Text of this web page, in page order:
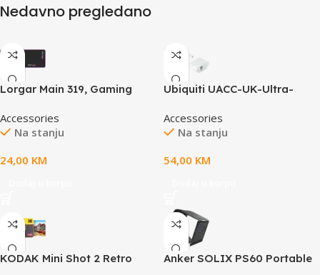
Nedavno pregledano
Lorgar Main 319, Gaming
surface, Purple anti-slip
rubber base, size: 900mm x
Accessories
Na stanju
24,00 KM
Ubiquiti UACC-UK-Ultra-
Omnidirectional antenna kit
for the Swiss Army Knife
range coverage
Accessories
Na stanju
54,00 KM
KODAK Mini Shot 2 Retro
Anker SOLIX PS60 Portable